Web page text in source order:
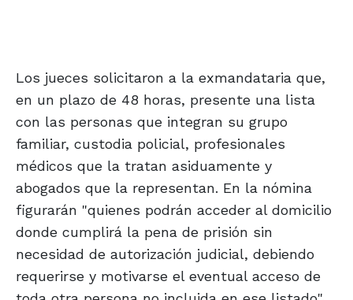
Los jueces solicitaron a la exmandataria que,
en un plazo de 48 horas, presente una lista
con las personas que integran su grupo
familiar, custodia policial, profesionales
médicos que la tratan asiduamente y
abogados que la representan. En la nómina
figurarán "quienes podrán acceder al domicilio
donde cumplirá la pena de prisión sin
necesidad de autorización judicial, debiendo
requerirse y motivarse el eventual acceso de